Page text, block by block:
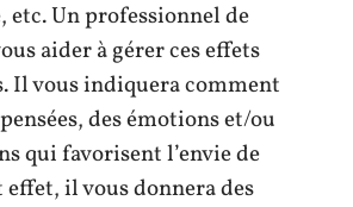
Un professionnel de
aider à gérer ces effets
Il vous indiquera comment
des émotions et/ou
qui favorisent l’envie de
il vous donnera des